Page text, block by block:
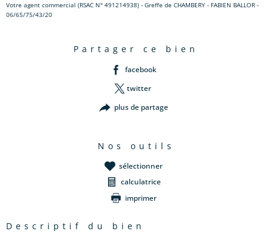
Votre agent commercial (RSAC N° 491214938) - Greffe de CHAMBERY - FABIEN BALLOR -
06/65/75/43/20
partager ce bien
facebook
twitter
plus de partage
nos outils
sélectionner
calculatrice
imprimer
descriptif du bien